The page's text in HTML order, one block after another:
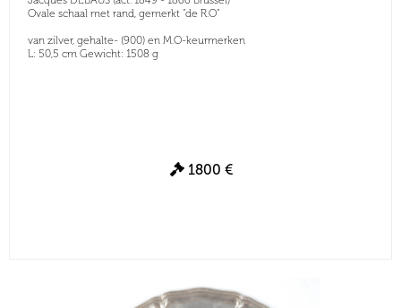
Ovale schaal met rand, gemerkt "de R.O"
van zilver, gehalte- (900) en M.O-keurmerken
L: 50,5 cm Gewicht: 1508 g
1800 €